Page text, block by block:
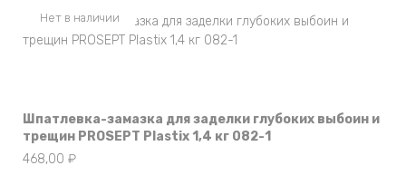
Нет в наличии
Шпатлевка-замазка для заделки глубоких выбоин и
трещин PROSEPT Plastix 1,4 кг 082-1
468,00 ₽